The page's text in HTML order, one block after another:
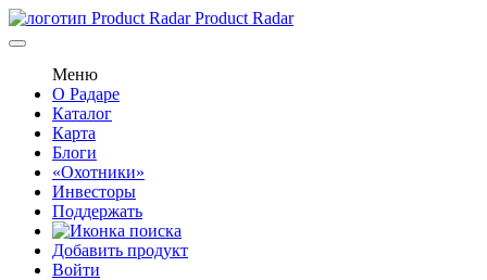
Product Radar
Меню
О Радаре
Каталог
Карта
Блоги
«Охотники»
Инвесторы
Поддержать
Добавить продукт
Войти